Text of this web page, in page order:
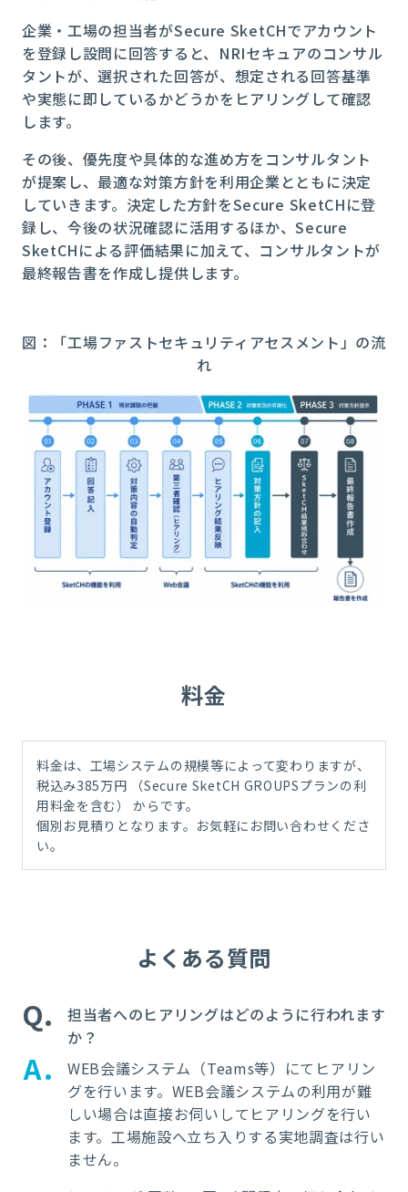
企業・工場の担当者がSecure SketCHでアカウント
を登録し設問に回答すると、NRIセキュアのコンサル
タントが、選択された回答が、想定される回答基準
や実態に即しているかどうかをヒアリングして確認
します。
その後、優先度や具体的な進め方をコンサルタント
が提案し、最適な対策方針を利用企業とともに決定
していきます。決定した方針をSecure SketCHに登
録し、今後の状況確認に活用するほか、Secure
SketCHによる評価結果に加えて、コンサルタントが
最終報告書を作成し提供します。
図：「工場ファストセキュリティアセスメント」の流
れ
料金
料金は、工場システムの規模等によって変わりますが、
税込み385万円 （Secure SketCH GROUPSプランの利
用料金を含む） からです。
個別お見積りとなります。 お気軽にお問い合わせくださ
い。
よくある質問
Q
担当者へのヒアリングはどのように行われます
か？
A
WEB会議システム（Teams等）にてヒアリン
グを行います。WEB会議システムの利用が難
しい場合は直接お伺いしてヒアリングを行い
ます。工場施設へ立ち入りする実地調査は行い
ません。